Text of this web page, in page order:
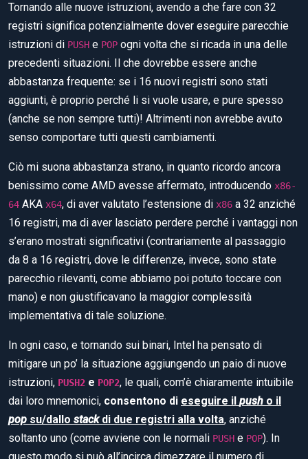
Tornando alle nuove istruzioni, avendo a che fare con 32
registri significa potenzialmente dover eseguire parecchie
istruzioni di PUSH e POP ogni volta che si ricada in una delle
precedenti situazioni. Il che dovrebbe essere anche
abbastanza frequente: se i 16 nuovi registri sono stati
aggiunti, è proprio perché li si vuole usare, e pure spesso
(anche se non sempre tutti)! Altrimenti non avrebbe avuto
senso comportare tutti questi cambiamenti.
Ciò mi suona abbastanza strano, in quanto ricordo ancora
benissimo come AMD avesse affermato, introducendo x86-
64 AKA x64, di aver valutato l’estensione di x86 a 32 anziché
16 registri, ma di aver lasciato perdere perché i vantaggi non
s’erano mostrati significativi (contrariamente al passaggio
da 8 a 16 registri, dove le differenze, invece, sono state
parecchio rilevanti, come abbiamo poi potuto toccare con
mano) e non giustificavano la maggior complessità
implementativa di tale soluzione.
In ogni caso, e tornando sui binari, Intel ha pensato di
mitigare un po’ la situazione aggiungendo un paio di nuove
istruzioni, PUSH2 e POP2, le quali, com’è chiaramente intuibile
dai loro mnemonici, consentono di eseguire il push o il
pop su/dallo stackdi due registri alla volta, anziché
soltanto uno (come avviene con le normali PUSH e POP). In